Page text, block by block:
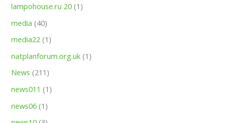
lampohouse.ru 20 (1)
media (40)
media22 (1)
natplanforum.org.uk (1)
News (211)
news011 (1)
news06 (1)